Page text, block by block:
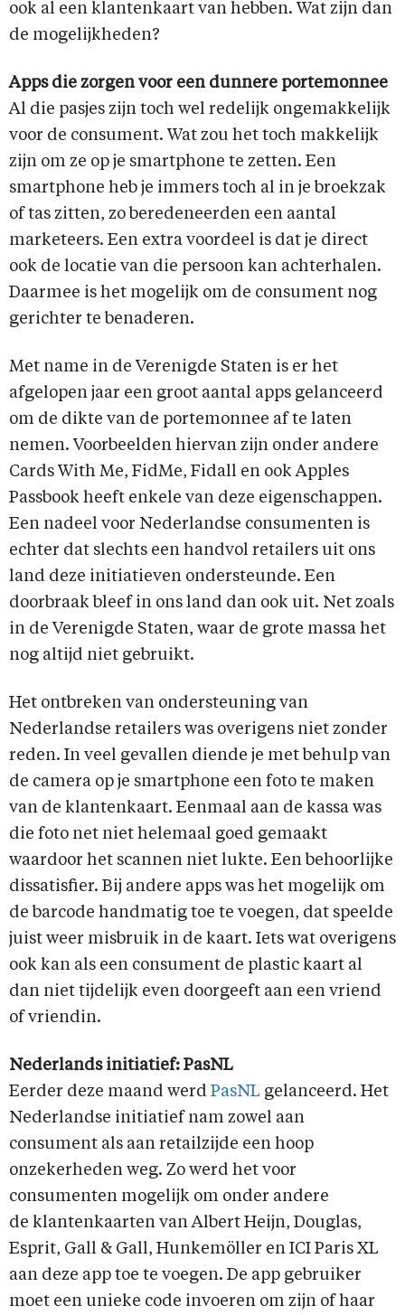
ook al een klantenkaart van hebben. Wat zijn dan
de mogelijkheden?
Apps die zorgen voor een dunnere portemonnee
Al die pasjes zijn toch wel redelijk ongemakkelijk
voor de consument. Wat zou het toch makkelijk
zijn om ze op je smartphone te zetten. Een
smartphone heb je immers toch al in je broekzak
of tas zitten, zo beredeneerden een aantal
marketeers. Een extra voordeel is dat je direct
ook de locatie van die persoon kan achterhalen.
Daarmee is het mogelijk om de consument nog
gerichter te benaderen.
Met name in de Verenigde Staten is er het
afgelopen jaar een groot aantal apps gelanceerd
om de dikte van de portemonnee af te laten
nemen. Voorbeelden hiervan zijn onder andere
Cards With Me, FidMe, Fidall en ook Apples
Passbook heeft enkele van deze eigenschappen.
Een nadeel voor Nederlandse consumenten is
echter dat slechts een handvol retailers uit ons
land deze initiatieven ondersteunde. Een
doorbraak bleef in ons land dan ook uit. Net zoals
in de Verenigde Staten, waar de grote massa het
nog altijd niet gebruikt.
Het ontbreken van ondersteuning van
Nederlandse retailers was overigens niet zonder
reden. In veel gevallen diende je met behulp van
de camera op je smartphone een foto te maken
van de klantenkaart. Eenmaal aan de kassa was
die foto net niet helemaal goed gemaakt
waardoor het scannen niet lukte. Een behoorlijke
dissatisfier. Bij andere apps was het mogelijk om
de barcode handmatig toe te voegen, dat speelde
juist weer misbruik in de kaart. Iets wat overigens
ook kan als een consument de plastic kaart al
dan niet tijdelijk even doorgeeft aan een vriend
of vriendin.
Nederlands initiatief: PasNL
Eerder deze maand werd PasNL gelanceerd. Het
Nederlandse initiatief nam zowel aan
consument als aan retailzijde een hoop
onzekerheden weg. Zo werd het voor
consumenten mogelijk om onder andere
de klantenkaarten van Albert Heijn, Douglas,
Esprit, Gall & Gall, Hunkemöller en ICI Paris XL
aan deze app toe te voegen. De app gebruiker
moet een unieke code invoeren om zijn of haar